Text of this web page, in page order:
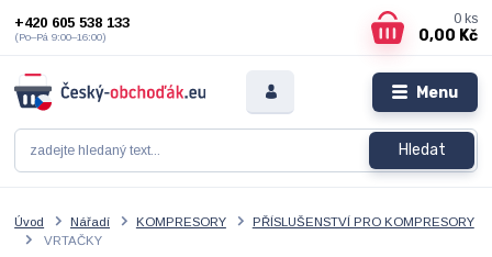
Menu
Hledat
+420 605 538 133
(Po–Pá 9:00–16:00)
0 ks
0,00 Kč
Úvod Nářadí KOMPRESORY
PŘÍSLUŠENSTVÍ PRO KOMPRESORY
VRTAČKY